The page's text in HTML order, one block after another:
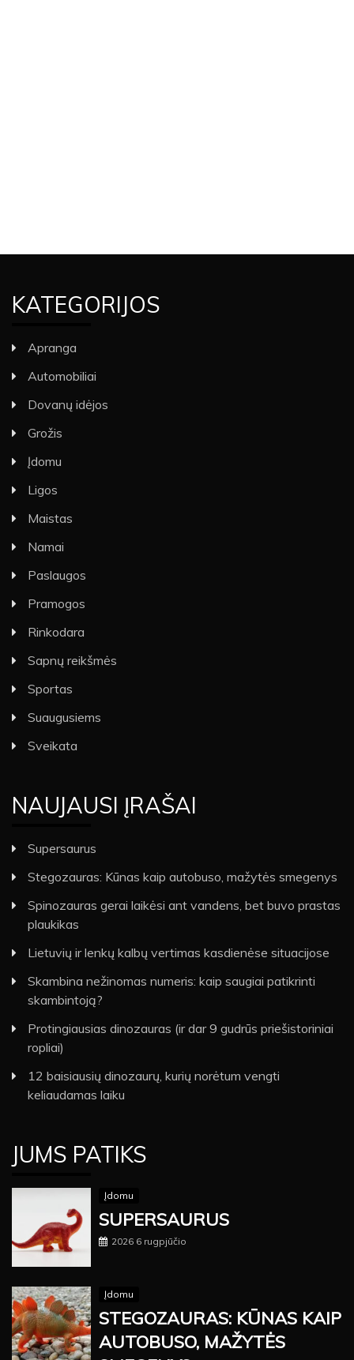
KATEGORIJOS
Apranga
Automobiliai
Dovanų idėjos
Grožis
Įdomu
Ligos
Maistas
Namai
Paslaugos
Pramogos
Rinkodara
Sapnų reikšmės
Sportas
Suaugusiems
Sveikata
NAUJAUSI ĮRAŠAI
Supersaurus
Stegozauras: Kūnas kaip autobuso, mažytės smegenys
Spinozauras gerai laikėsi ant vandens, bet buvo prastas
plaukikas
Lietuvių ir lenkų kalbų vertimas kasdienėse situacijose
Skambina nežinomas numeris: kaip saugiai patikrinti
skambintoją?
Protingiausias dinozauras (ir dar 9 gudrūs priešistoriniai
ropliai)
12 baisiausių dinozaurų, kurių norėtum vengti
keliaudamas laiku
JUMS PATIKS
Įdomu
SUPERSAURUS
2026 6 rugpjūčio
Įdomu
STEGOZAURAS: KŪNAS KAIP
AUTOBUSO, MAŽYTĖS